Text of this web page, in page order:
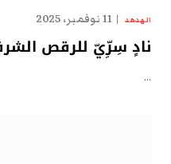
الهدهد 11 نوفمبر، 2025
نادٍ سِرِّيّ للرقص
…